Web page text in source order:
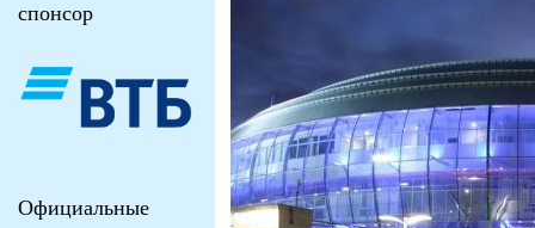
спонсор
Официальные